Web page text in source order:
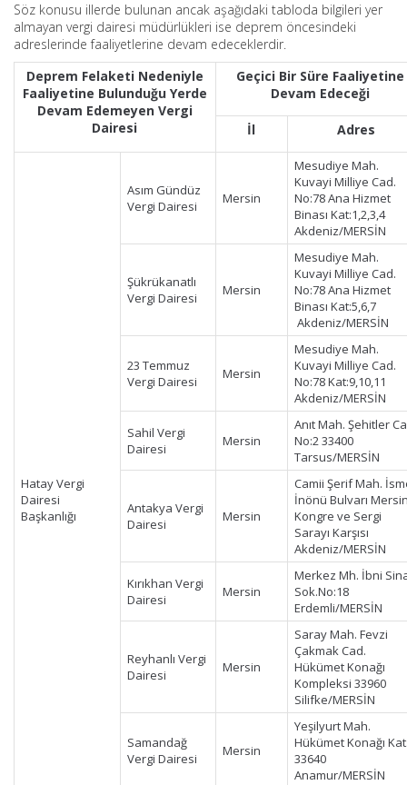
Söz konusu illerde bulunan ancak aşağıdaki tabloda bilgileri yer
almayan vergi dairesi müdürlükleri ise deprem öncesindeki
adreslerinde faaliyetlerine devam edeceklerdir.
Deprem Felaketi Nedeniyle
Faaliyetine Bulunduğu Yerde
Devam Edemeyen Vergi
Dairesi
Geçici Bir Süre Faaliyetine
Devam Edeceği
İl Adres
Hatay Vergi
Dairesi
Başkanlığı
Asım Gündüz
Vergi Dairesi
Mersin
Mesudiye Mah.
Kuvayi Milliye Cad.
No:78 Ana Hizmet
Binası Kat:1,2,3,4
Akdeniz/MERSİN
Şükrükanatlı
Vergi Dairesi
Mersin
Mesudiye Mah.
Kuvayi Milliye Cad.
No:78 Ana Hizmet
Binası Kat:5,6,7
Akdeniz/MERSİN
23 Temmuz
Vergi Dairesi
Mersin
Mesudiye Mah.
Kuvayi Milliye Cad.
No:78 Kat:9,10,11
Akdeniz/MERSİN
Sahil Vergi
Dairesi
Mersin
Anıt Mah. Şehitler
No:2 33400
Tarsus/MERSİN
Antakya Vergi
Dairesi
Mersin
Camii Şerif Mah.
İnönü Bulvarı
Kongre ve Sergi
Sarayı Karşısı
Akdeniz/MERSİN
Kırıkhan Vergi
Dairesi
Mersin
Merkez Mh. İbni
Sok.No:18
Erdemli/MERSİN
Reyhanlı Vergi
Dairesi
Mersin
Saray Mah. Fevzi
Çakmak Cad.
Hükümet Konağı
Kompleksi 33960
Silifke/MERSİN
Samandağ
Vergi Dairesi
Mersin
Yeşilyurt Mah.
Hükümet Konağı
33640
Anamur/MERSİN